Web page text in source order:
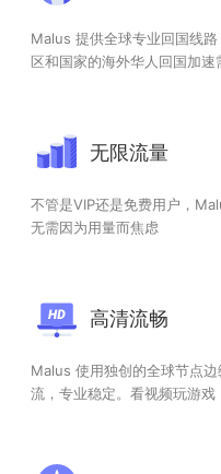
Malus 提供全球专业回国线
区和国家的海外华人回国加速
无限流量
不管是VIP还是免费用户，
无需因为用量而焦虑
高清流畅
Malus 使用独创的全球节点
流，专业稳定。看视频玩游戏